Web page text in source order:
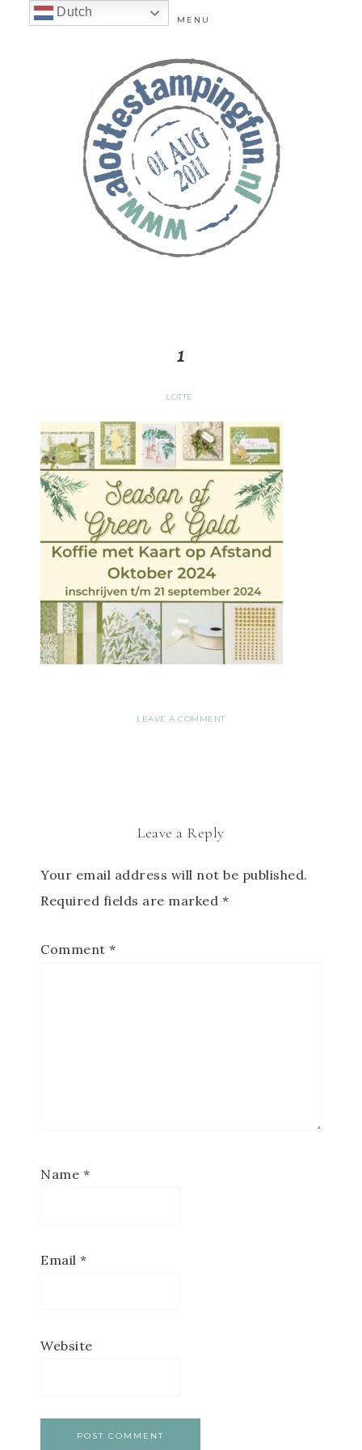
MENU
1
LOTTE
LEAVE A COMMENT
Leave a Reply
Your email address will not be published.
Required fields are marked *
Comment *
Name *
Email *
Website
Dutch